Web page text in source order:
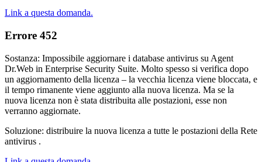
Link a questa domanda.
Errore 452
Sostanza: Impossibile aggiornare i database antivirus su Agent
Dr.Web in Enterprise Security Suite. Molto spesso si verifica dopo
un aggiornamento della licenza – la vecchia licenza viene bloccata, e
il tempo rimanente viene aggiunto alla nuova licenza. Ma se la
nuova licenza non è stata distribuita alle postazioni, esse non
verranno aggiornate.
Soluzione: distribuire la nuova licenza a tutte le postazioni della Rete
antivirus .